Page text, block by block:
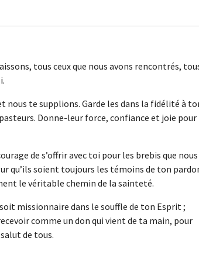
tous ceux que nous avons rencontrés,
nous te supplions. Garde les dans la fidélité à
Donne-leur force, confiance et joie pour
de s’offrir avec toi pour les brebis que nous
qu’ils soient toujours les témoins de ton
le véritable chemin de la sainteté.
missionnaire dans le souffle de ton Esprit ;
comme un don qui vient de ta main, pour
de tous.